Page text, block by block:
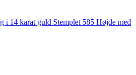
i 14 karat guld Stemplet 585 Højde med